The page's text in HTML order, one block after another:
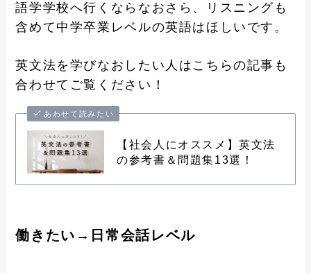
語学学校へ行くならなおさら、リスニングも
含めて中学卒業レベルの英語はほしいです。
英文法を学びなおしたい人はこちらの記事も
合わせてご覧ください！
あわせて読みたい
【社会人にオススメ】英文法
の参考書＆問題集13選！
働きたい→日常会話レベル